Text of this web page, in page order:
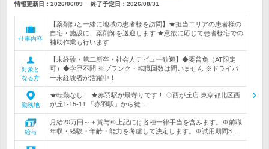
情報更新日：2026/06/09 終了予定日： 2026/08/31
仕事内容
【薬剤師と一緒に地域の患者様を訪問】★担当エリアの患者様の
自宅・施設に、薬剤師を送迎します ★意欲に応じて患者様宅での
補助作業も行います
対象と
なる方
【未経験・第二新卒・社会人デビュー歓迎】◆要普免（AT限定
可）◆学歴不問 ※ブランク・転職回数は問いません ※ドライバ
ー未経験者が活躍中！
勤務地
★転勤なし！ ★赤羽駅が最寄りです！ ◇西が丘店 東京都北区西
が丘1-15-11 「赤羽駅」から徒…
給与
月給20万円～＋賞与※上記には各種一律手当を含みます。※前職
年収・経験・年齢・能力を考慮して決定します。※試用期間3…